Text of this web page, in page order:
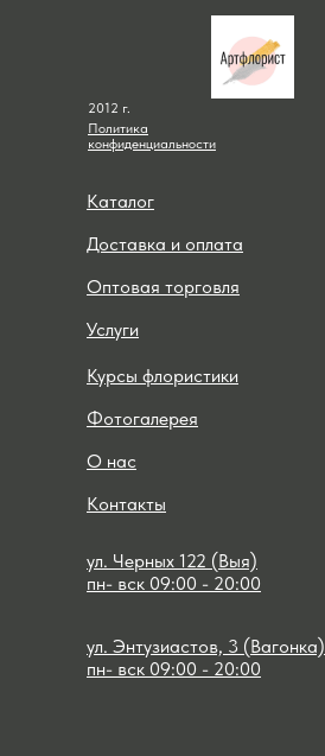
Курсы флористики
Фотогалерея
О нас
Контакты
Каталог
Доставка и оплата
Оптовая торговля
Услуги
ул. Черных 122 (Выя)
2012 г.
пн- вск 09:00 - 20:00
Политика
конфиденциальности
пн- вск 09:00 - 20:00
ул. Энтузиастов, 3 (Вагонка)